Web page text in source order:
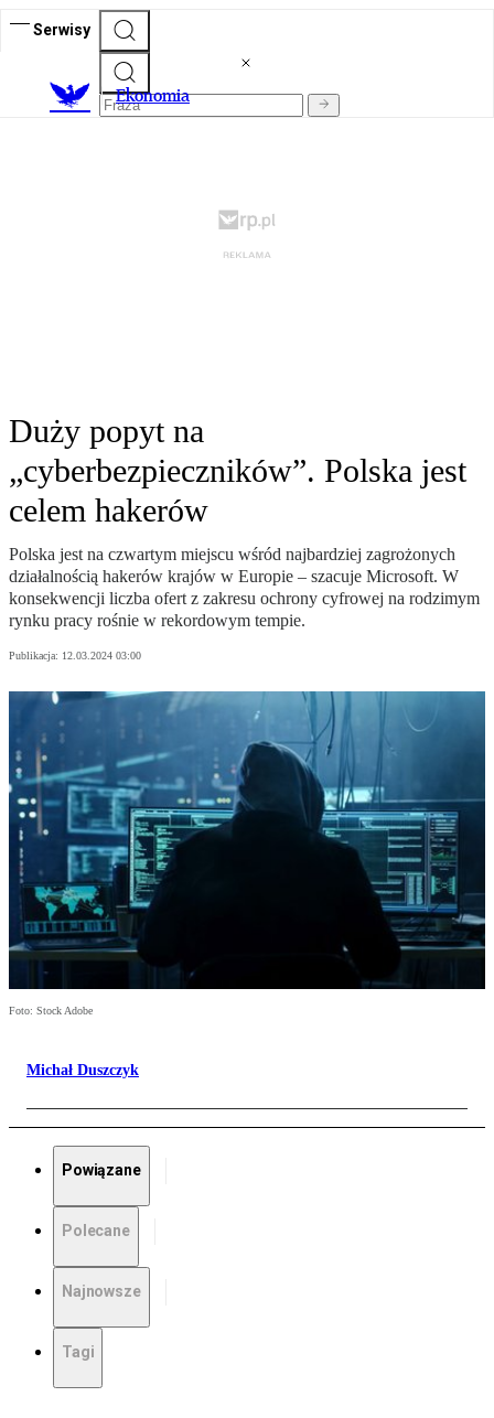
Serwisy
Ekonomia
Duży popyt na
„cyberbezpieczników”. Polska jest
celem hakerów
Polska jest na czwartym miejscu wśród najbardziej zagrożonych
działalnością hakerów krajów w Europie – szacuje Microsoft. W
konsekwencji liczba ofert z zakresu ochrony cyfrowej na rodzimym
rynku pracy rośnie w rekordowym tempie.
Publikacja: 12.03.2024 03:00
Foto: Stock Adobe
Michał Duszczyk
Powiązane
Polecane
Najnowsze
Tagi